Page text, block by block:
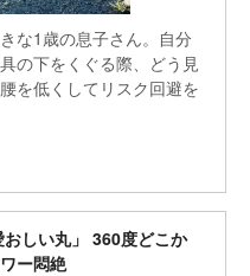
な1歳の息子さん。自分
の下をくぐる際、どう見
を低くしてリスク回避を
しい丸」 360度どこか
ー悶絶